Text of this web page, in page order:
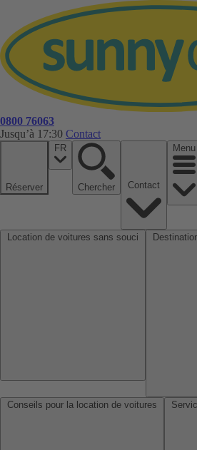
0800 76063
Jusqu’à 17:30 Contact
Réserver
FR
Chercher
Menu